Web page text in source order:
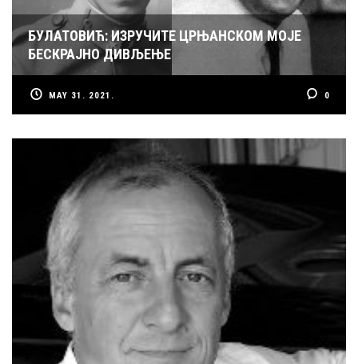
БУЛАТОВИЋ: ИЗРУЧИТЕ ЦРЊАНСКОМ МОЈЕ
БЕСКРАЈНО ДИВЉЕЊЕ
MAY 31. 2021. 0